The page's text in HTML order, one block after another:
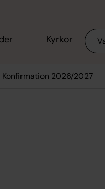
Kyrkor Sök
Konfirmation 2026/2027